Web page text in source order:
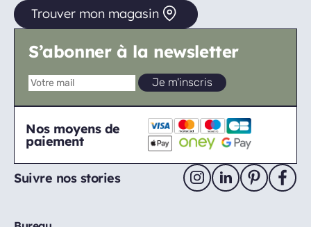
Trouver mon magasin
S’abonner à la newsletter
Nos moyens de
paiement
Suivre nos stories